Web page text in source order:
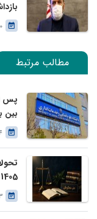
20
مطالب مرتبط
پس
بین
24
1405
23